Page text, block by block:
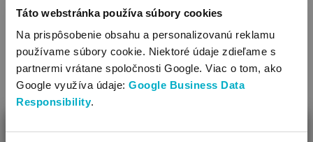
Táto webstránka používa súbory cookies
Na prispôsobenie obsahu a personalizovanú reklamu
používame súbory cookie. Niektoré údaje zdieľame s
partnermi vrátane spoločnosti Google. Viac o tom, ako
Google využíva údaje: Google Business Data
Responsibility.
Športová obuv
Vhodné na vonkajšie nosenie
Obuv chráňte pred ostrými predmetmi a pred prepichnutím,
lebo sa jej povrch môže poškodiť.
Časti, ktoré sa dostanú do kontaktu s pokožkou /vrchná
časť topánky a podšívka/, môžu spôsobiť zafarbenie, ktoré
je iba estetického charakteru.
SÚVISIACE KATEGÓRIE